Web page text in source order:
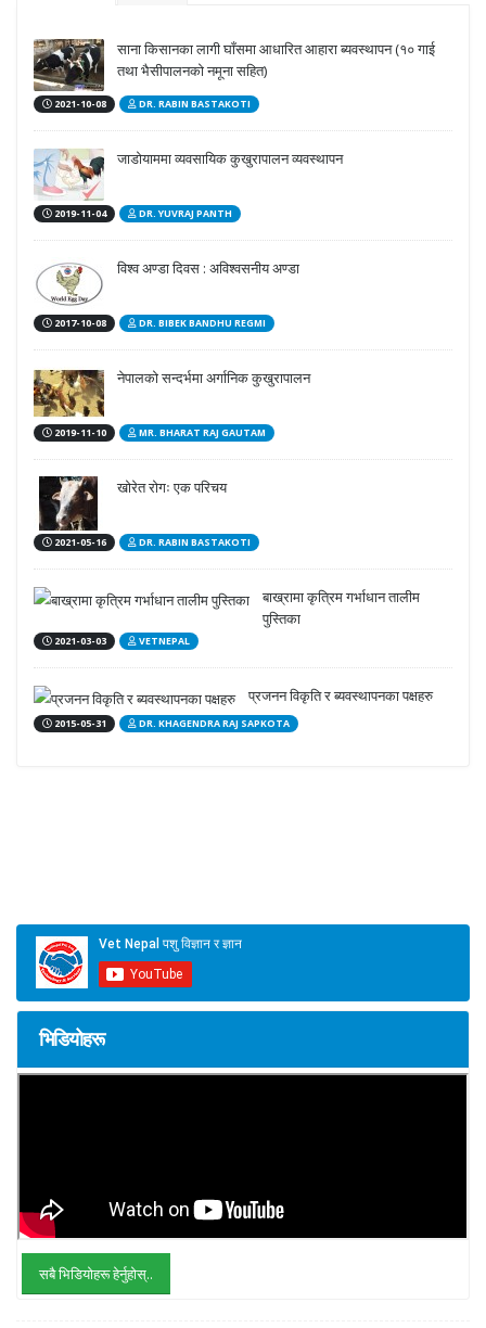
साना किसानका लागी घाँसमा आधारित आहारा ब्यवस्थापन (१० गाई
तथा भैसीपालनको नमूना सहित)
2021-10-08 DR. RABIN BASTAKOTI
जाडोयाममा व्यवसायिक कुखुरापालन व्यवस्थापन
2019-11-04 DR. YUVRAJ PANTH
विश्व अण्डा दिवस : अविश्वसनीय अण्डा
2017-10-08 DR. BIBEK BANDHU REGMI
नेपालको सन्दर्भमा अर्गानिक कुखुरापालन
2019-11-10 MR. BHARAT RAJ GAUTAM
खोरेत रोगः एक परिचय
2021-05-16 DR. RABIN BASTAKOTI
बाख्रामा कृत्रिम गर्भाधान तालीम
पुस्तिका
2021-03-03 VETNEPAL
प्रजनन विकृति र ब्यवस्थापनका पक्षहरु
2015-05-31 DR. KHAGENDRA RAJ SAPKOTA
भिडियोहरू
सबै भिडियोहरू हेर्नुहोस्..